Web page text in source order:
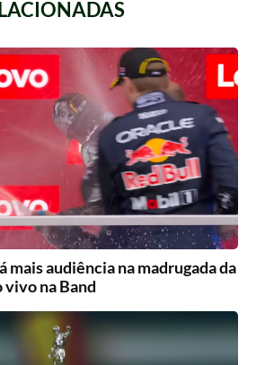
mais audiência na madrugada da
vivo na Band